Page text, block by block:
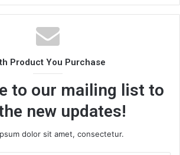
Product You Purchase
to our mailing list to
new updates!
dolor sit amet, consectetur.